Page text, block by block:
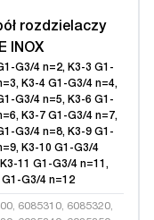
rozdzielaczy
INOX
G3/4 n=2, K3-3 G1-
K3-4 G1-G3/4 n=4,
G3/4 n=5, K3-6 G1-
K3-7 G1-G3/4 n=7,
G3/4 n=8, K3-9 G1-
K3-10 G1-G3/4
11 G1-G3/4 n=11,
G1-G3/4 n=12
6085310, 6085320,